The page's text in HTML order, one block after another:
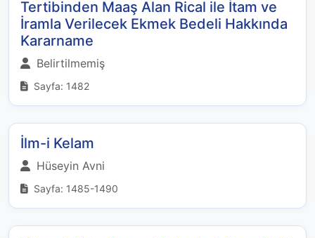
Tertibinden Maaş Alan Rical ile İtam ve
İramla Verilecek Ekmek Bedeli Hakkında
Kararname
Belirtilmemiş
Sayfa: 1482
İlm-i Kelam
Hüseyin Avni
Sayfa: 1485-1490